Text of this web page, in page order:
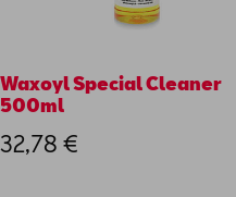
Waxoyl Special Cleaner
500ml
32,78 €